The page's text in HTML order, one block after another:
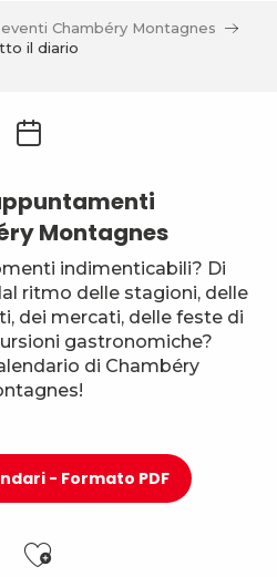
Chambéry Montagnes
il diario
Montagnes
indimenticabili? Di
ritmo delle stagioni, delle
dei mercati, delle feste di
gastronomiche?
di Chambéry
- Formato PDF
Ajouter aux